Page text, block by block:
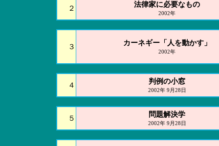
２ 法律家に必要なもの
2002年
３ カーネギー「人を動かす」
2002年
４ 判例の小窓
2002年 9月28日
５ 問題解決学
2002年 9月28日